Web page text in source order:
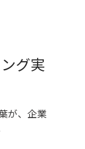
グ実
が、企業